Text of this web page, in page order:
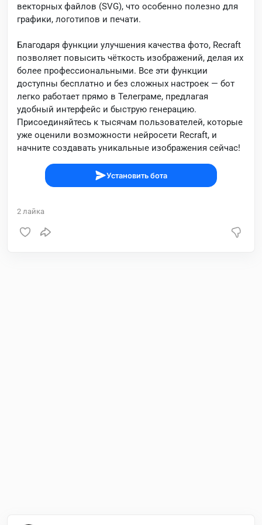
векторных файлов (SVG), что особенно полезно для
графики, логотипов и печати.
Благодаря функции улучшения качества фото, Recraft
позволяет повысить чёткость изображений, делая их
более профессиональными. Все эти функции
доступны бесплатно и без сложных настроек — бот
легко работает прямо в Телеграме, предлагая
удобный интерфейс и быструю генерацию.
Присоединяйтесь к тысячам пользователей, которые
уже оценили возможности нейросети Recraft, и
начните создавать уникальные изображения сейчас!
Установить бота
2 лайка